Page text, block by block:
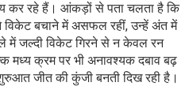
कर रहे हैं। आंकड़ों से पता चलता है कि
बचाने में असफल रहीं, उन्हें अंत में
में जल्दी विकेट गिरने से न केवल रन
मध्य क्रम पर भी अनावश्यक दबाव बढ़
जीत की कुंजी बनती दिख रही है।